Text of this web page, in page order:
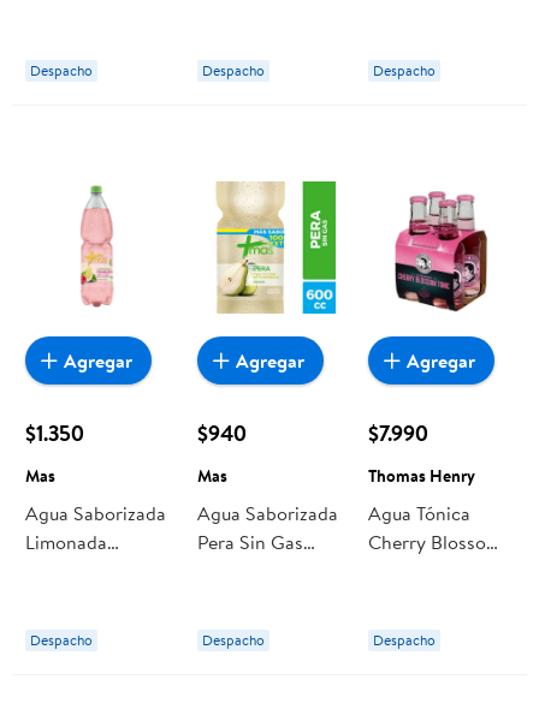
Palms
Despacho Despacho Despacho
$1.350
Mas
Agua Saborizada
Limonada
Mas
Despacho
Agregar
$940
Mas
Agua Saborizada
Pera Sin Gas
Despacho
Agregar
$7.990
Thomas Henry
Agua Tónica
Cherry Blossom
Henry
Despacho
Agregar